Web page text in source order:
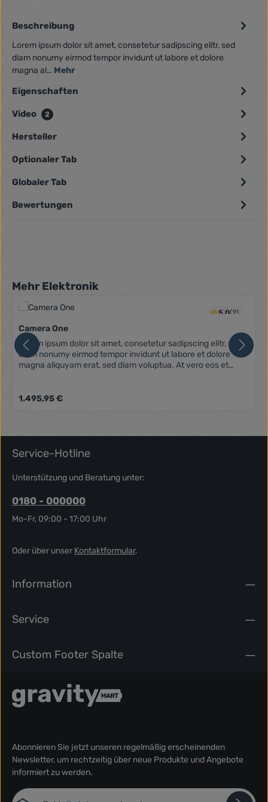
Beschreibung
Lorem ipsum dolor sit amet, consetetur sadipscing elitr, sed
diam nonumy eirmod tempor invidunt ut labore et dolore
magna al… Mehr
Eigenschaften
Video 2
Hersteller
Optionaler Tab
Globaler Tab
Bewertungen
Produktgalerie überspringen
Mehr Elektronik
5.0(2)
Camera One
Lorem ipsum dolor sit amet, consetetur sadipscing elitr, sed
diam nonumy eirmod tempor invidunt ut labore et dolore
magna aliquyam erat, sed diam voluptua. At vero eos et
sit amet. Lorem ipsum dolor sit amet, consetetur sadipscing
sit amet.
Regulärer Preis:
1.495,95 €
Service-Hotline
Unterstützung und Beratung unter:
0180 - 000000
Mo-Fr, 09:00 - 17:00 Uhr
Oder über unser Kontaktformular.
Information
Service
Custom Footer Spalte
Abonnieren Sie jetzt unseren regelmäßig erscheinenden
Newsletter, um rechtzeitig über neue Produkte und Angebote
informiert zu werden.
E-Mail-Adresse*